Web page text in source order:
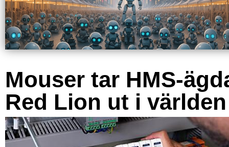
Mouser tar HMS-
Red Lion ut i världen